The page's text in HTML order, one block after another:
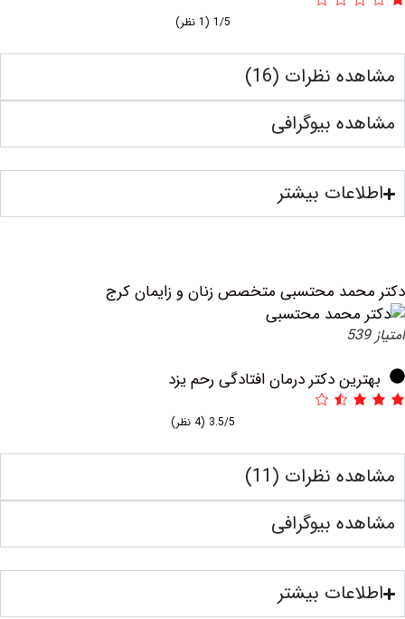
نظرات (16)
بیوگرافی
بیشتر
محتسبی متخصص زنان و زایمان کرج
دکتر درمان افتادگی رحم یزد
نظرات (11)
بیوگرافی
بیشتر